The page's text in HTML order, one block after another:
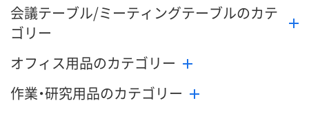
会議テーブル/ミーティングテーブルのカテ
ゴリー
オフィス用品のカテゴリー
作業・研究用品のカテゴリー